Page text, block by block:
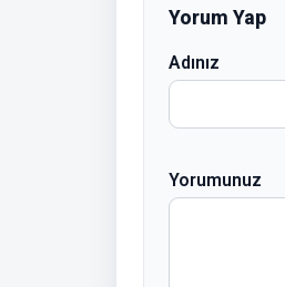
Yorum Yap
Adınız
Yorumunuz